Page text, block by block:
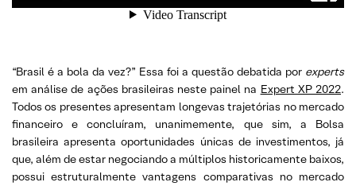
“Brasil é a bola da vez?” Essa foi a questão debatida por experts
em análise de ações brasileiras neste painel na Expert XP 2022.
Todos os presentes apresentam longevas trajetórias no mercado
financeiro e concluíram, unanimemente, que sim, a Bolsa
brasileira apresenta oportunidades únicas de investimentos, já
que, além de estar negociando a múltiplos historicamente baixos,
possui estruturalmente vantagens comparativas no mercado